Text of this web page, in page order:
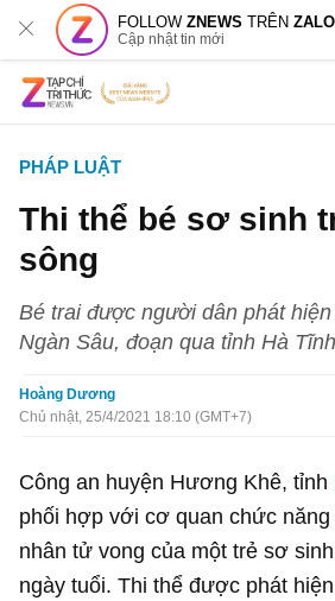
FOLLOWZNEWS TRÊN
Cập nhật tin mới
PHÁP LUẬT
Thi thể bé sơ sinh
sông
Bé trai được người dân phát
Ngàn Sâu, đoạn qua tỉnh Hà
Hoàng Dương
Chủ nhật, 25/4/2021 18:10 (GMT+7)
Công an huyện Hương Khê, tỉnh
phối hợp với cơ quan chức năng
nhân tử vong của một trẻ sơ
ngày tuổi. Thi thể được phát